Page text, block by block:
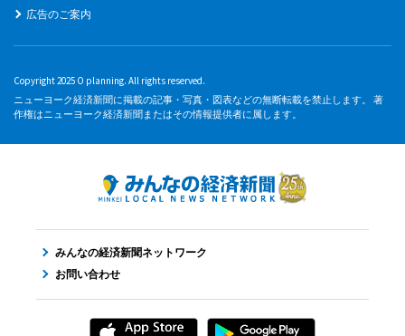
広告のご案内
Copyright 2025 O planning. All rights reserved.
ニューヨーク経済新聞に掲載の記事・写真・図表などの無断転載を禁止します。 著
作権はニューヨーク経済新聞またはその情報提供者に属します。
みんなの経済新聞ネットワーク
お問い合わせ